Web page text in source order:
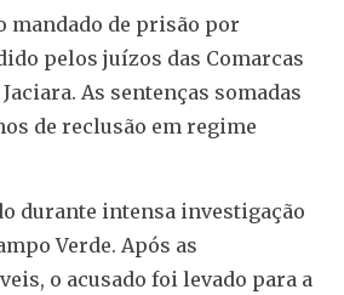
mandado de prisão por
pelos juízos das Comarcas
As sentenças somadas
de reclusão em regime
durante intensa investigação
Verde. Após as
o acusado foi levado para a